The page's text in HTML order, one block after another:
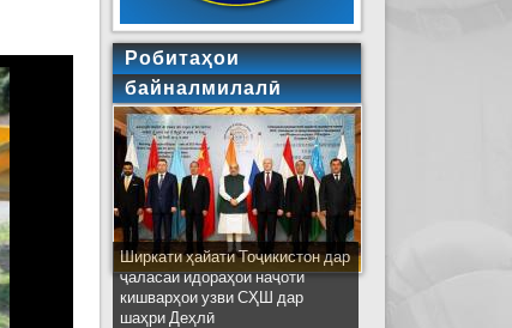
Робитаҳои
байналмилалӣ
Ширкати ҳайати Тоҷикистон дар
ҷаласаи идораҳои наҷоти
кишварҳои узви СҲШ дар
шаҳри Деҳлӣ